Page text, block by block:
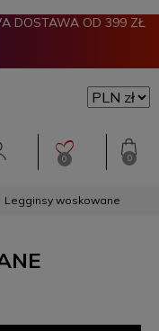
DOSTAWA OD 399 ZŁ
0
0
Legginsy woskowane